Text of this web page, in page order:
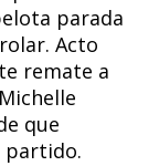
parada
Acto
remate a
que